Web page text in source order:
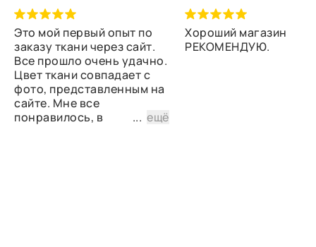
Это мой первый опыт по
заказу ткани через сайт.
Все прошло очень удачно.
Цвет ткани совпадает с
фото, представленным на
сайте. Мне все
понравилось, в
...ещё
Хороший магазин
РЕКОМЕНДУЮ.